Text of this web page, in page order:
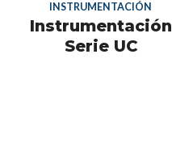
INSTRUMENTACIÓN
Instrumentación
Serie UC